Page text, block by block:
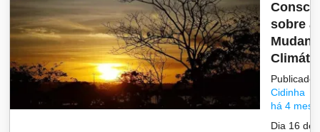
sobre
Publicado
Cidinha
há 4
Dia 16 de